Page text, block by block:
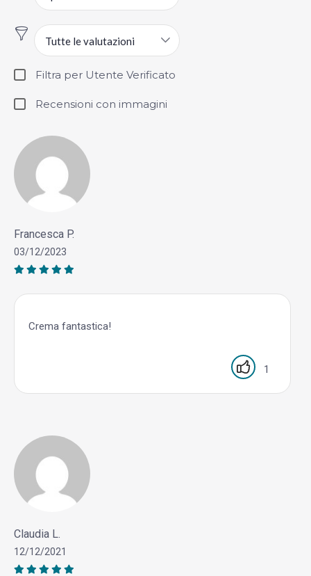
Tutte le valutazioni
Filtra per Utente Verificato
Recensioni con immagini
Francesca P.
03/12/2023
Crema fantastica!
1
Claudia L.
12/12/2021